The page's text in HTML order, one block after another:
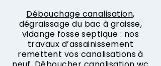
Débouchage canalisation,
dégraissage du bac à graisse,
vidange fosse septique : nos
travaux d’assainissement
remettent vos canalisations à